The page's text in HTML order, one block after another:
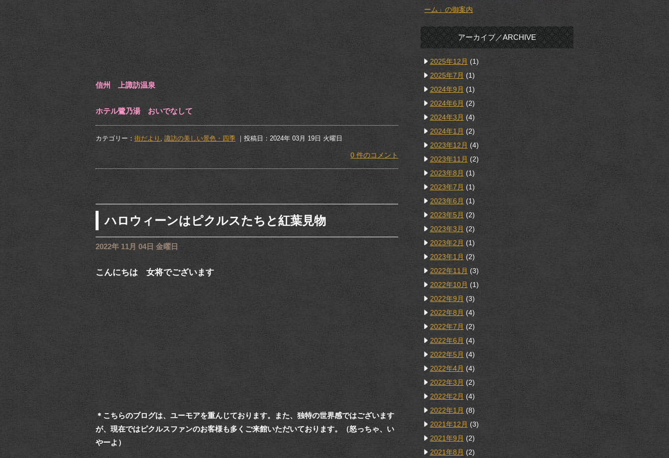
信州 上諏訪温泉
ホテル鷺乃湯 おいでなして
カテゴリー： 街だより , 諏訪の美しい景色・四季 ｜投稿日：2024年 03月 19日 火曜日
0 件のコメント
ハロウィーンはピクルスたちと紅葉見物
2022年 11月 04日 金曜日
こんにちは 女将でございます
＊こちらのブログは、ユーモアを重んじております。また、独特の世界感ではございます
が、現在ではピクルスファンのお客様も多くご来館いただいております。（怒っちゃ、い
やーよ）
ーム」の御案内
アーカイブ／ARCHIVE
2025年12月 (1)
2025年7月 (1)
2024年9月 (1)
2024年6月 (2)
2024年3月 (4)
2024年1月 (2)
2023年12月 (4)
2023年11月 (2)
2023年8月 (1)
2023年7月 (1)
2023年6月 (1)
2023年5月 (2)
2023年3月 (2)
2023年2月 (1)
2023年1月 (2)
2022年11月(3)
2022年10月 (1)
2022年9月(3)
2022年8月 (4)
2022年7月 (2)
2022年6月 (4)
2022年5月 (4)
2022年4月 (4)
2022年3月 (2)
2022年2月 (4)
2022年1月 (8)
2021年12月 (3)
2021年9月 (2)
2021年8月 (2)